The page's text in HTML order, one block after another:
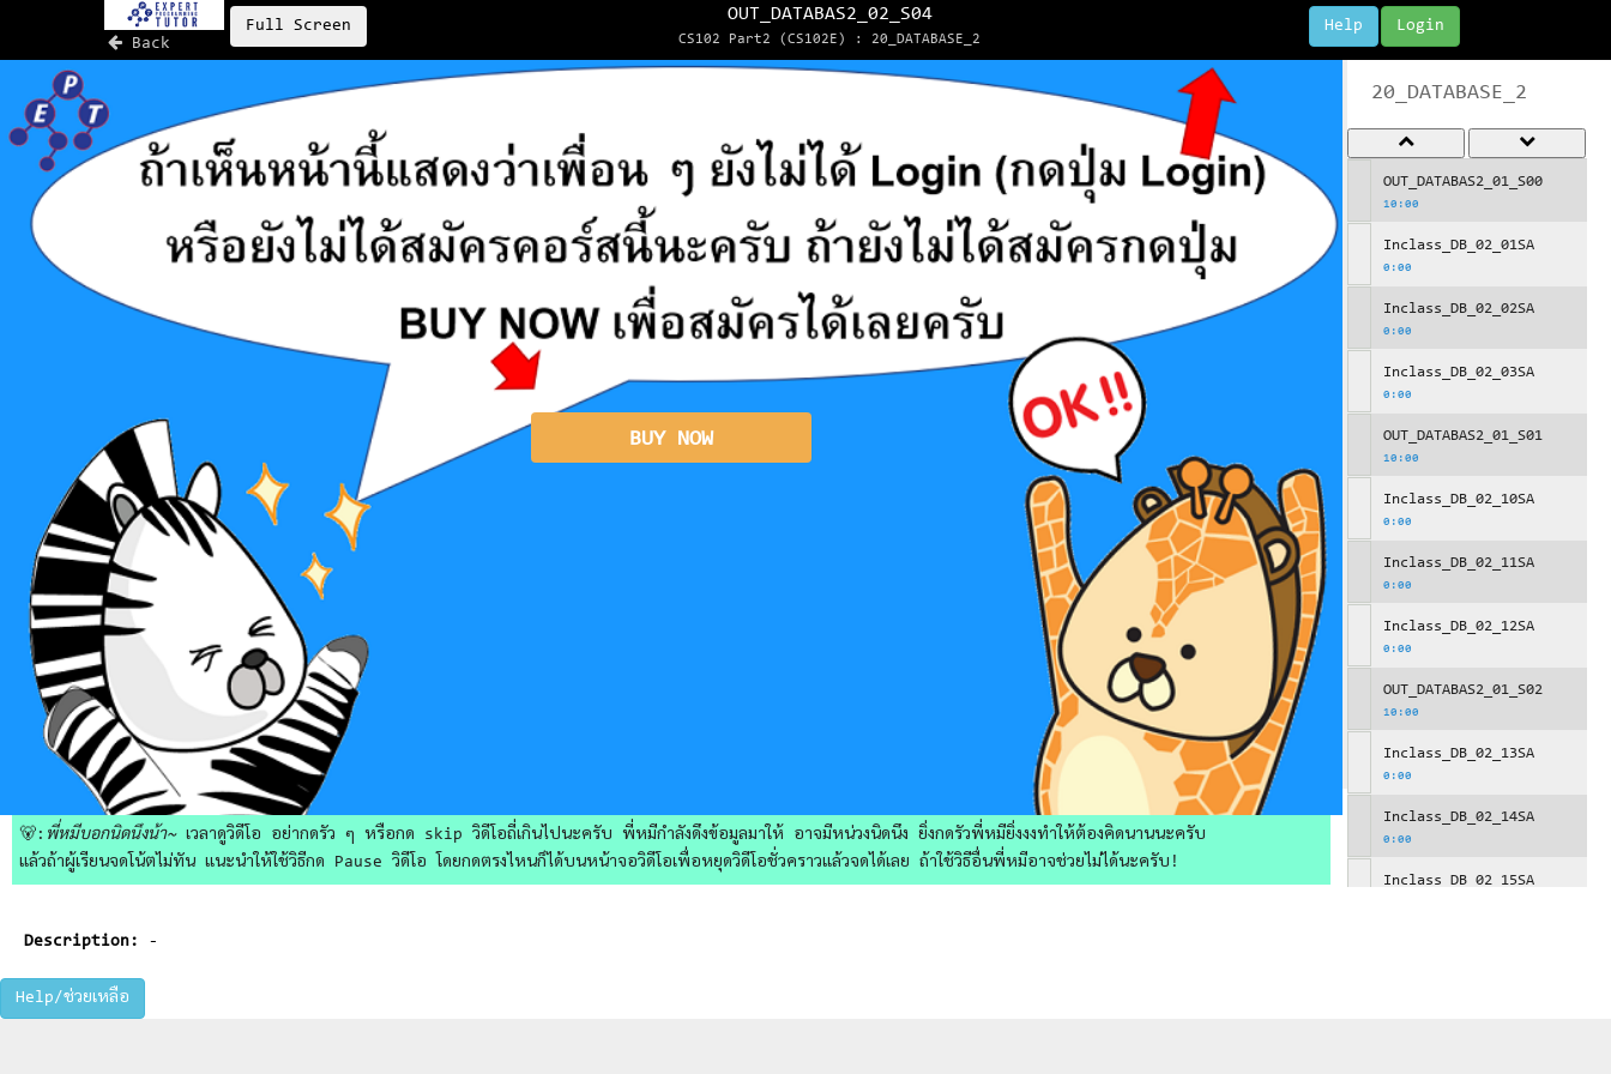
Back
Full Screen Login
Help
OUT_DATABAS2_02_S04
CS102 Part2 (CS102E) : 20_DATABASE_2
BUY NOW
🐻: พี่หมีบอกนิดนึงน้า~เวลาดูวิดีโอ อย่ากดรัว ๆ หรือกด skip วิดีโอถี่เกินไปนะครับ พี่หมีกำลังดึงข้อมูลมาให้ อาจมีหน่วงนิดนึง ยิ่งกดรัวพี่หมียิ่งงงทำให้ต้องคิดนานนะครับ
แล้วถ้าผู้เรียนจดโน้ตไม่ทัน แนะนำให้ใช้วิธีกด Pause วิดีโอ โดยกดตรงไหนก็ได้บนหน้าจอวิดีโอเพื่อหยุดวิดีโอชั่วคราวแล้วจดได้เลย ถ้าใช้วิธีอื่นพี่หมีอาจช่วยไม่ได้นะครับ!
Description: -
Help/ช่วยเหลือ
20_DATABASE_2
OUT_DATABAS2_01_S00
10:00
Inclass_DB_02_01SA
0:00
Inclass_DB_02_02SA
0:00
Inclass_DB_02_03SA
0:00
OUT_DATABAS2_01_S01
10:00
Inclass_DB_02_10SA
0:00
Inclass_DB_02_11SA
0:00
Inclass_DB_02_12SA
0:00
OUT_DATABAS2_01_S02
10:00
Inclass_DB_02_13SA
0:00
Inclass_DB_02_14SA
0:00
Inclass_DB_02_15SA